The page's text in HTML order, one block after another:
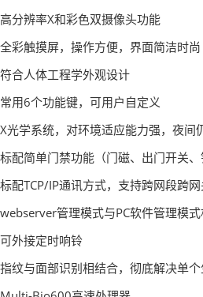
高分辨率X和彩色双摄像头功能
全彩触摸屏，操作方便，界面简洁时尚
符合人体工程学外观设计
常用6个功能键，可用户自定义
X光学系统，对环境适应能力强，夜间
标配简单门禁功能（门磁、出门开关、
标配TCP/IP通讯方式，支持跨网段跨
webserver管理模式与PC软件管理模
可外接定时响铃
指纹与面部识别相结合，彻底解决单